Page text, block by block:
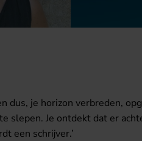
dus, je horizon verbreden,
slepen. Je ontdekt dat er
een schrijver.’